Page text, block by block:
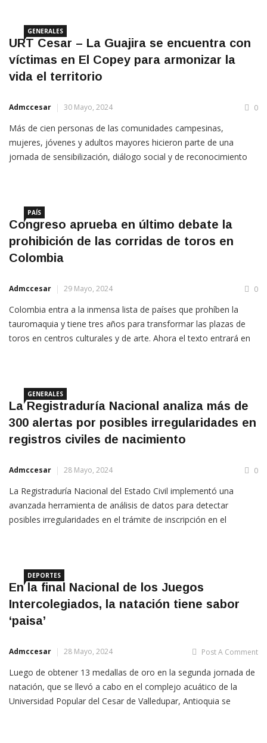
GENERALES
URT Cesar – La Guajira se encuentra con
víctimas en El Copey para armonizar la
vida el territorio
Admccesar 30 Mayo, 2024 0
Más de cien personas de las comunidades campesinas,
mujeres, jóvenes y adultos mayores hicieron parte de una
jornada de sensibilización, diálogo social y de reconocimiento
PAÍS
Congreso aprueba en último debate la
prohibición de las corridas de toros en
Colombia
Admccesar 29 Mayo, 2024 0
Colombia entra a la inmensa lista de países que prohíben la
tauromaquia y tiene tres años para transformar las plazas de
toros en centros culturales y de arte. Ahora el texto entrará en
GENERALES
La Registraduría Nacional analiza más de
300 alertas por posibles irregularidades en
registros civiles de nacimiento
Admccesar 28 Mayo, 2024 0
La Registraduría Nacional del Estado Civil implementó una
avanzada herramienta de análisis de datos para detectar
posibles irregularidades en el trámite de inscripción en el
DEPORTES
En la final Nacional de los Juegos
Intercolegiados, la natación tiene sabor
‘paisa’
Admccesar 28 Mayo, 2024 Post A Comment
Luego de obtener 13 medallas de oro en la segunda jornada de
natación, que se llevó a cabo en el complejo acuático de la
Universidad Popular del Cesar de Valledupar, Antioquia se